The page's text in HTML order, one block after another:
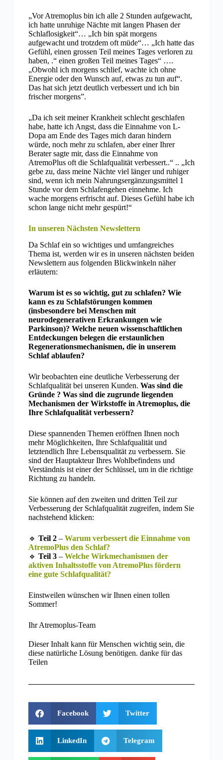
„Vor Atremoplus bin ich alle 2 Stunden aufgewacht,
ich hatte unruhige Nächte mit langen Phasen der
Schlaflosigkeit“… „Ich bin spät morgens
aufgewacht und trotzdem oft müde“… „Ich hatte das
Gefühl, einen grossen Teil meines Tages verloren zu
haben, .“ einen großen Teil meines Tages“ ….
„Obwohl ich morgens schlief, wachte ich ohne
Energie oder den Wunsch auf, etwas zu tun auf“.
Das hat sich jetzt deutlich verbessert und ich bin
frischer morgens”.
„Da ich seit meiner Krankheit schlecht geschlafen
habe, hatte ich Angst, dass die Einnahme von L-
Dopa am Ende des Tages mich daran hindern
würde, noch mehr zu schlafen, aber einer Ihrer
Berater sagte mir, dass die Einnahme von
AtremoPlus oft die Schlafqualität verbessert..“ .. „Ich
gebe zu, dass meine Nächte viel länger und ruhiger
sind, wenn ich mein Nahrungsergänzungsmittel 1
Stunde vor dem Schlafengehen einnehme. Ich
wache morgens erfrischt auf. Dieses Gefühl habe ich
schon lange nicht mehr gespürt!“
In unseren Nächsten Newslettern
Da Schlaf ein so wichtiges und umfangreiches
Thema ist, werden wir es in unseren nächsten beiden
Newslettern aus folgenden Blickwinkeln näher
erläutern:
Warum ist es so wichtig, gut zu schlafen? Wie
kann es zu Schlafstörungen kommen
(insbesondere bei Menschen mit
neurodegenerativen Erkrankungen wie
Parkinson)? Welche neuen wissenschaftlichen
Entdeckungen belegen die erstaunlichen
Regenerationsmechanismen, die in unserem
Schlaf ablaufen?
Wir beobachten eine deutliche Verbesserung der
Schlafqualität bei unseren Kunden. Was sind die
Gründe ? Was sind die zugrunde liegenden
Mechanismen der Wirkstoffe in Atremoplus, die
Ihre Schlafqualität verbessern?
Diese spannenden Themen eröffnen Ihnen noch
mehr Möglichkeiten, Ihre Schlafqualität und
letztendlich Ihre Lebensqualität zu verbessern. Sie
sind der Hauptakteur Ihres Wohlbefindens und
Verständnis ist einer der Schlüssel, um in die richtige
Richtung zu handeln.
Sie können auf den zweiten und dritten Teil zur
Verbesserung der Schlafqualität zugreifen, indem Sie
nachstehend klicken:
🔹 Teil 2– Warum verbessert die Einnahme von
AtremoPlus den Schlaf?
🔹 Teil 3– Welche Wirkmechanismen der
aktiven Inhaltsstoffe von AtremoPlus fördern
eine gute Schlafqualität?
Einstweilen wünschen wir Ihnen einen tollen
Sommer!
Ihr Atremoplus-Team
Dieser Inhalt kann für Menschen wichtig sein, die
diese natürliche Lösung benötigen. danke für das
Teilen
Facebook Twitter
LinkedIn Telegram